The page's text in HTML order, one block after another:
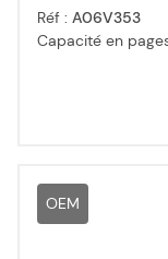
Réf : A06V353
Capacité en
OEM